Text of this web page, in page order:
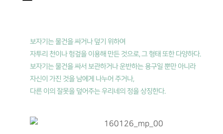
보자기는 물건을 싸거나 덮기 위하여
자투리 천이나 헝겊을 이용해 만든 것으로, 그 형태 또한 다양하다.
보자기는 물건을 싸서 보관하거나 운반하는 용구일 뿐만 아니라
자신이 가진 것을 남에게 나누어 주거나,
다른 이의 잘못을 덮어주는 우리네의 정을 상징한다.